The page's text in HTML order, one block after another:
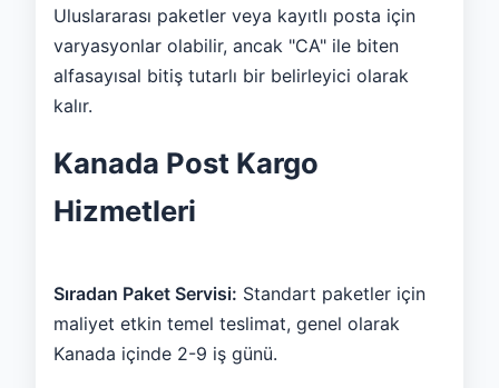
Uluslararası paketler veya kayıtlı posta için
varyasyonlar olabilir, ancak "CA" ile biten
alfasayısal bitiş tutarlı bir belirleyici olarak
kalır.
Kanada Post Kargo
Hizmetleri
Sıradan Paket Servisi: Standart paketler için
maliyet etkin temel teslimat, genel olarak
Kanada içinde 2-9 iş günü.